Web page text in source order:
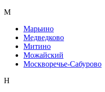
М
Марьино
Медведково
Митино
Можайский
Москворечье-Сабурово
Н